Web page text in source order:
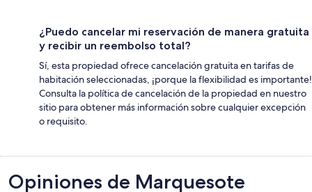
¿Puedo cancelar mi reservación de manera gratuita
y recibir un reembolso total?
Sí, esta propiedad ofrece cancelación gratuita en tarifas de
habitación seleccionadas, ¡porque la flexibilidad es importante!
Consulta la política de cancelación de la propiedad en nuestro
sitio para obtener más información sobre cualquier excepción
o requisito.
Opiniones
Opiniones de Marquesote